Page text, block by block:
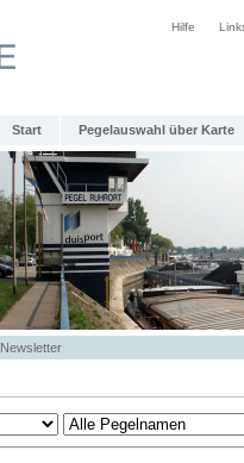
Hilfe
Start Pegelauswahl über Karte
Newsletter